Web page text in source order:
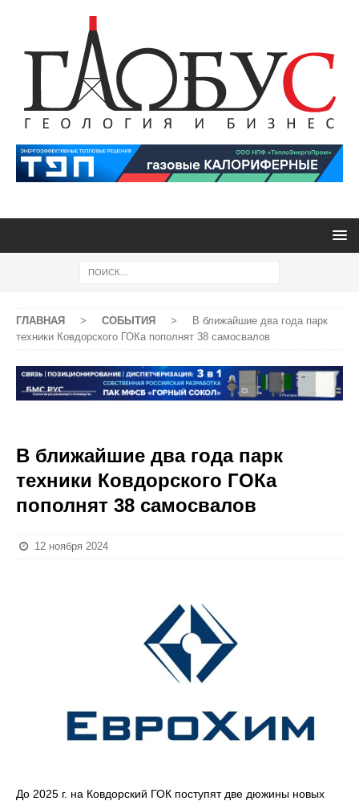
ГЛАВНАЯ > СОБЫТИЯ >
В ближайшие два года парк
техники Ковдорского ГОКа пополнят 38 самосвалов
В ближайшие два года парк
техники Ковдорского ГОКа
пополнят 38 самосвалов
12 ноября 2024
До 2025 г. на Ковдорский ГОК поступят две дюжины новых